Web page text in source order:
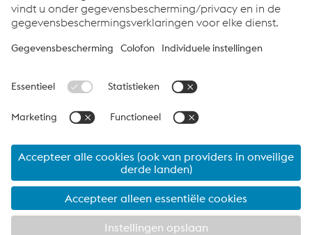
CABINES
Cab sections leaflet PDF 6.52 MB eng-GB
Interessante Links
voestalpine Sadef nv